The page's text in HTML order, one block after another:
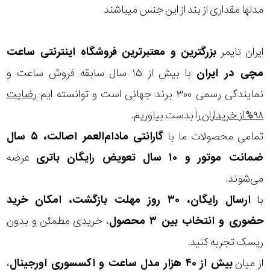
مدلها مقداری از بند از این جنس میباشند
ایران تایمر بزرگترین و معتبرترین فروشگاه اینترنتی ساعت
مچی در ایران
با بیش از ۱۵ سال سابقه فروش ساعت و
نمایندگی رسمی ۳۰۰ برند جهانی است و توانسته ایم
رضایت
۹۸% از خریداران
را بدست بیاوریم.
تمامی محصولات ما با
گارانتی مادام‌العمر اصالت، ۵ سال
ضمانت موتور و ۱۰ سال تعویض رایگان باتری
عرضه
می‌شوند.
با
ارسال رایگان، ۳۰ روز مهلت بازگشت، امکان خرید
حضوری و انتخاب بین ۳ محصول
، خریدی مطمئن و بدون
ریسک تجربه کنید.
از میانبیش از ۴۰ هزار مدل ساعت و اکسسوری اورجینال
،
مقاوم
آب
شکل
ویژگی
نوع
موتور